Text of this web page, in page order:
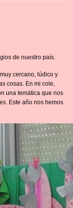
de nuestro país.
cercano, lúdico y
cosas. En mi cole,
una temática que nos
Este año nos hemos